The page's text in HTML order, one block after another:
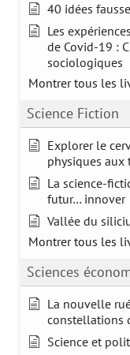
40 idées
Les
de Covid-19 :
sociologiques
Montrer tous les
Science Fiction
Explorer le
physiques aux
La science-
futur… innover
Vallée du
Montrer tous les
Sciences
La nouvelle
constellations
Science et